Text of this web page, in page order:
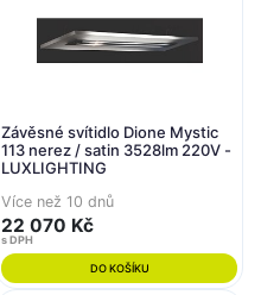
Závěsné svítidlo Dione Mystic
113 nerez / satin 3528lm 220V -
LUXLIGHTING
Více než 10 dnů
22 070 Kč
s DPH
DO KOŠÍKU